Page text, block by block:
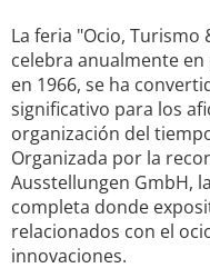
La feria "Ocio, Turismo
celebra anualmente
en 1966, se ha
significativo para los
organización del
Organizada por la
Ausstellungen GmbH,
completa donde
relacionados con el
innovaciones.